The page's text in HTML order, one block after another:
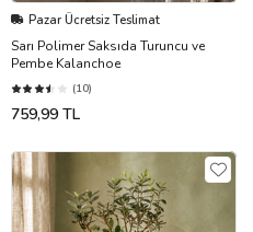
Pazar Ücretsiz Teslimat
Sarı Polimer Saksıda Turuncu ve
Pembe Kalanchoe
(10)
759,99 TL